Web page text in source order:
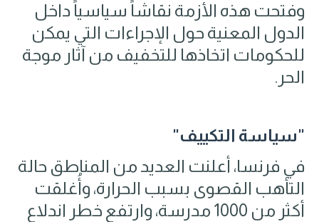
وفتحت هذه الأزمة نقاشاً سياسياً داخل
الدول المعنية حول الإجراءات التي يمكن
للحكومات اتخاذها للتخفيف من آثار موجة
الحر.
"سياسة التكييف"
في فرنسا، أعلنت العديد من المناطق حالة
التأهب القصوى بسبب الحرارة، وأُغلقت
أكثر من 1000 مدرسة، وارتفع خطر اندلاع